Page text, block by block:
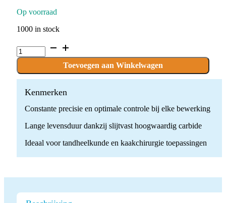
Op voorraad
1000 in stock
C.141.050.HP
x
boren
quantity
Toevoegen aan Winkelwagen
Kenmerken
Constante precisie en optimale controle bij elke bewerking
Lange levensduur dankzij slijtvast hoogwaardig carbide
Ideaal voor tandheelkunde en kaakchirurgie toepassingen